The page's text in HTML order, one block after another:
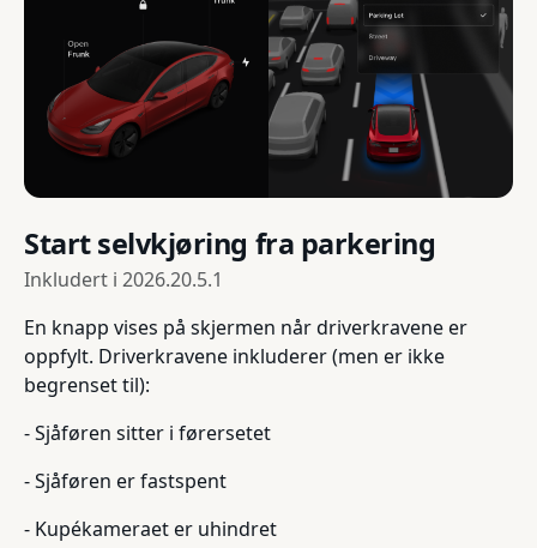
Start selvkjøring fra parkering
Inkludert i 2026.20.5.1
En knapp vises på skjermen når driverkravene er
oppfylt. Driverkravene inkluderer (men er ikke
begrenset til):
- Sjåføren sitter i førersetet
- Sjåføren er fastspent
- Kupékameraet er uhindret